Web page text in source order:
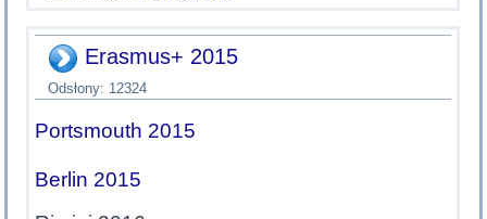
Erasmus+ 2015
Odsłony: 12324
Portsmouth 2015
Berlin 2015